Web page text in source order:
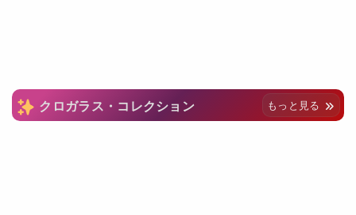
クロガラス・コレクション もっと見る